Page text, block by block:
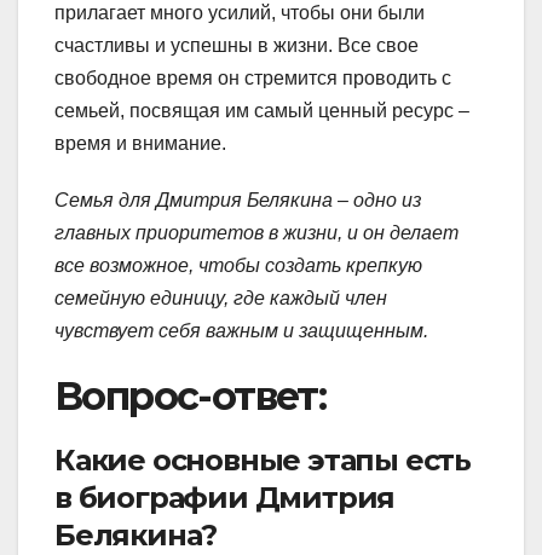
прилагает много усилий, чтобы они были
счастливы и успешны в жизни. Все свое
свободное время он стремится проводить с
семьей, посвящая им самый ценный ресурс –
время и внимание.
Семья для Дмитрия Белякина – одно из
главных приоритетов в жизни, и он делает
все возможное, чтобы создать крепкую
семейную единицу, где каждый член
чувствует себя важным и защищенным.
Вопрос-ответ:
Какие основные этапы есть
в биографии Дмитрия
Белякина?